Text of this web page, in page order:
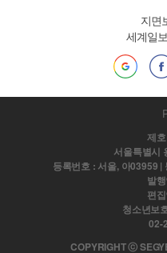
지면
세계일
제
서울특별시
등록번호 : 서울, 아03959
발
편
청소년보
02-
COPYRIGHT ⓒ